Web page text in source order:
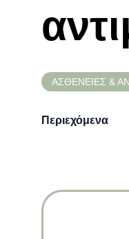
ΑΣΘΕΝΕΙΕΣ &
Περιεχόμενα